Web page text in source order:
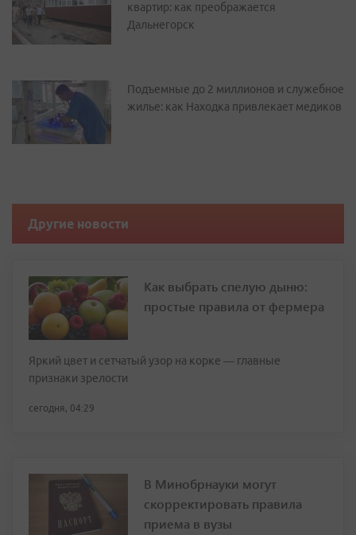
квартир: как преображается
Дальнегорск
Подъемные до 2 миллионов и служебное
жилье: как Находка привлекает медиков
Другие новости
Как выбрать спелую дыню:
простые правила от фермера
Яркий цвет и сетчатый узор на корке — главные
признаки зрелости
сегодня, 04:29
В Минобрнауки могут
скорректировать правила
приема в вузы